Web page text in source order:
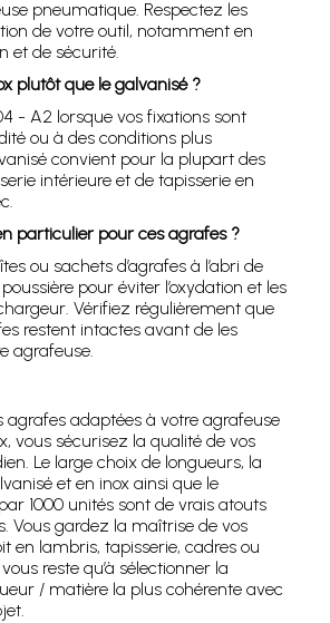
pneumatique. Respectez les
de votre outil, notamment en
et de sécurité.
plutôt que le galvanisé ?
- A2 lorsque vos fixations sont
ou à des conditions plus
convient pour la plupart des
intérieure et de tapisserie en
particulier pour ces agrafes ?
ou sachets d’agrafes à l’abri de
pour éviter l’oxydation et les
Vérifiez régulièrement que
restent intactes avant de les
agrafeuse.
agrafes adaptées à votre agrafeuse
vous sécurisez la qualité de vos
Le large choix de longueurs, la
et en inox ainsi que le
1000 unités sont de vrais atouts
Vous gardez la maîtrise de vos
en lambris, tapisserie, cadres ou
reste qu’à sélectionner la
/ matière la plus cohérente avec